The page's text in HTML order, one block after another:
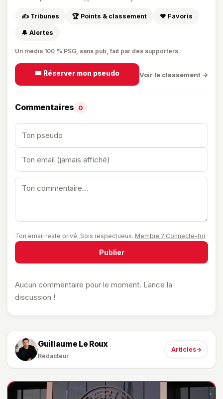
✍️ Tribunes 🏆 Points & classement ❤️ Favoris
🔔 Alertes
Un média 100 % PSG, sans pub, fait par des supporters.
🎟️ Réserver mon pseudo Voir le classement →
Commentaires 0
Ton email reste privé. Sois respectueux. Membre ? Connecte-toi
Publier
Aucun commentaire pour le moment. Lance la
discussion !
Guillaume Le Roux
Rédacteur
Articles→